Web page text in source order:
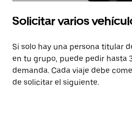
Solicitar varios
Si solo hay una persona titular
en tu grupo, puede pedir hasta
demanda. Cada viaje debe
de solicitar el siguiente.